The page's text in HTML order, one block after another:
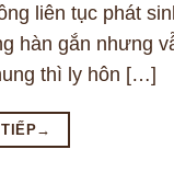
liên tục phát
hàn gắn nhưng
thì ly hôn […]
→